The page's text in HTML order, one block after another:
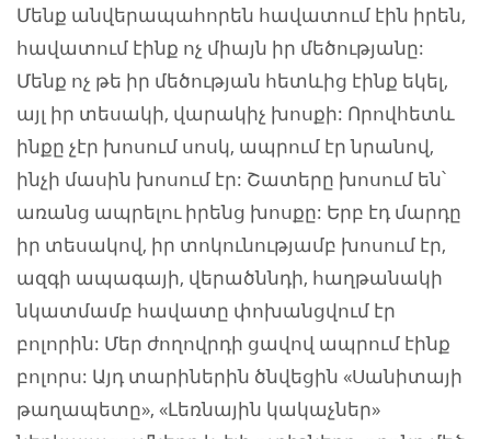
Մենք անվերապահորեն հավատում էին իրեն,
հավատում էինք ոչ միայն իր մեծությանը:
Մենք ոչ թե իր մեծության հետևից էինք եկել,
այլ իր տեսակի, վարակիչ խոսքի: Որովհետև
ինքը չէր խոսում սոսկ, ապրում էր նրանով,
ինչի մասին խոսում էր: Շատերը խոսում են՝
առանց ապրելու իրենց խոսքը: Երբ էդ մարդը
իր տեսակով, իր տոկունությամբ խոսում էր,
ազգի ապագայի, վերածննդի, հաղթանակի
նկատմամբ հավատը փոխանցվում էր
բոլորին: Մեր ժողովրդի ցավով ապրում էինք
բոլորս: Այդ տարիներին ծնվեցին «Սանիտայի
թաղապետը», «Լեռնային կակաչներ»